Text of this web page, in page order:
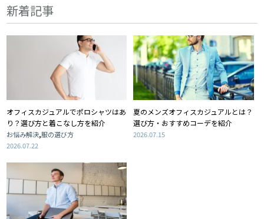
新着記事
オフィスカジュアルでポロシャツはあ
り？選び方と着こなし方を紹介
お悩み解決,服の選び方
2026.07.22
夏のメンズオフィスカジュアルとは？
選び方・おすすめコーデを紹介
2026.07.15